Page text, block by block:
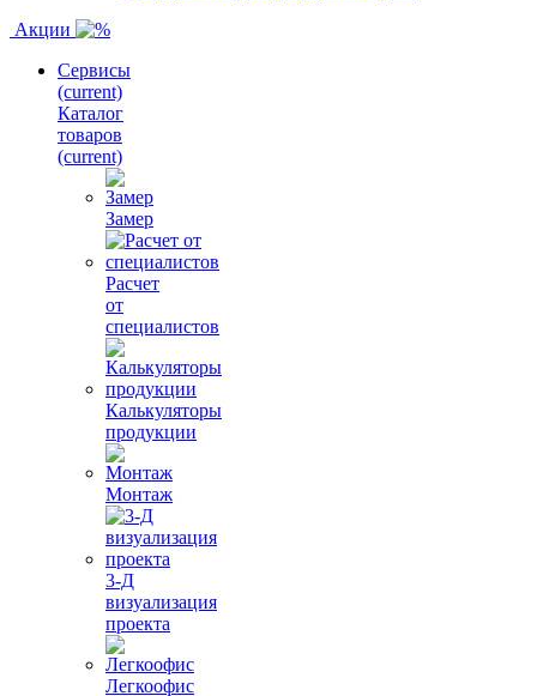
Акции
Сервисы
(current)
Каталог
товаров
(current)
Замер
Расчет
от
специалистов
Калькуляторы
продукции
Монтаж
3-Д
визуализация
проекта
Легкоофис